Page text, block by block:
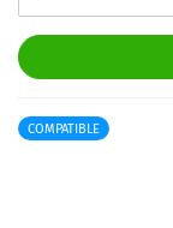
COMPATIBLE